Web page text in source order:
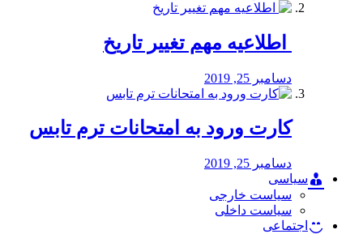
️ اطلاعیه مهم تغییر تاریخ
دسامبر 25, 2019
کارت ورود به امتحانات ترم تابس
دسامبر 25, 2019
سیاسی
سیاست خارجی
سیاست داخلی
اجتماعی